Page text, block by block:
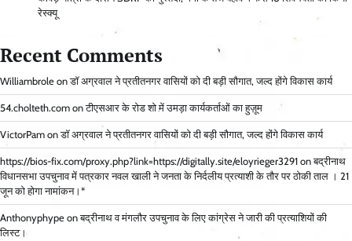
रेस्क्यू
Recent Comments
Williambrole onडॉ अग्रवाल ने प्रतीतनगर वासियों को दी बड़ी सौगात, जल्द होंगे विकास कार्य
54.cholteth.com onटीएसआर के रोड शो में उमड़ा कार्यकर्ताओं का हुज़ूम
VictorPam onडॉ अग्रवाल ने प्रतीतनगर वासियों को दी बड़ी सौगात, जल्द होंगे विकास कार्य
https://bios-fix.com/proxy.php?link=https://digitally.site/eloyrieger3291 onबद्रीनाथ
विधानसभा उपचुनाव में पत्रकार नवल खाली ने जनता के निर्दलीय प्रत्याशी के तौर पर ठोकी ताल । 21
जून को होगा नामांकन।*
Anthonyphype onबद्रीनाथ व मंगलौर उपचुनाव के लिए कांग्रेस ने जारी की प्रत्याशियों की
लिस्ट।